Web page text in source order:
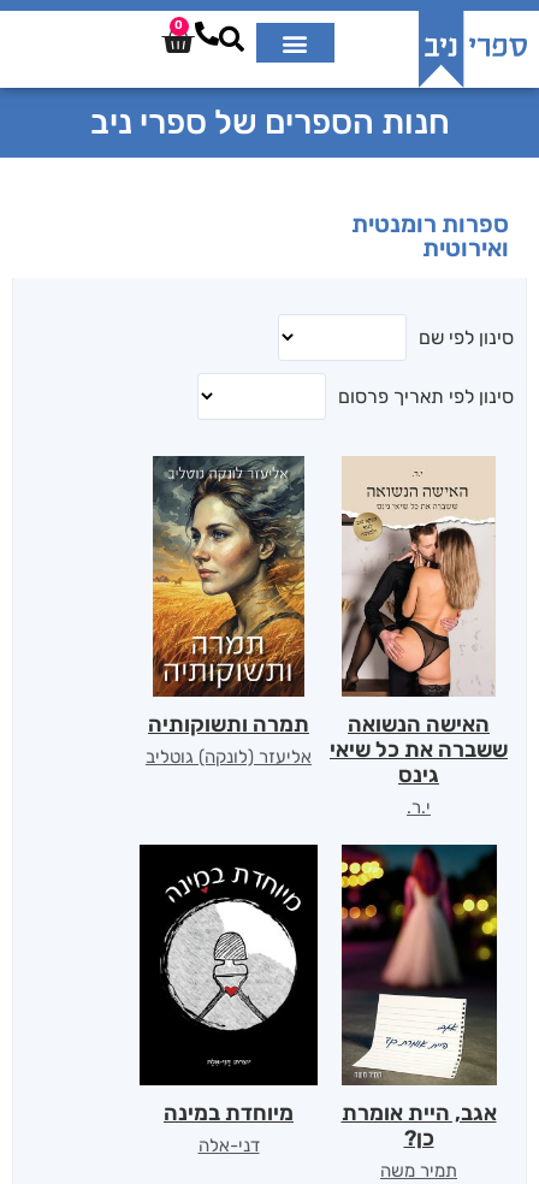
0
חנות הספרים של ספרי ניב
ספרות רומנטית
ואירוטית
סינון לפי שם
סינון לפי תאריך פרסום
האישה הנשואה
ששברה את כל שיאי
גינס
י.ר.
תמרה ותשוקותיה
אליעזר (לונקה) גוטליב
אגב, היית אומרת
כן?
תמיר משה
מיוחדת במינה
דני-אלה